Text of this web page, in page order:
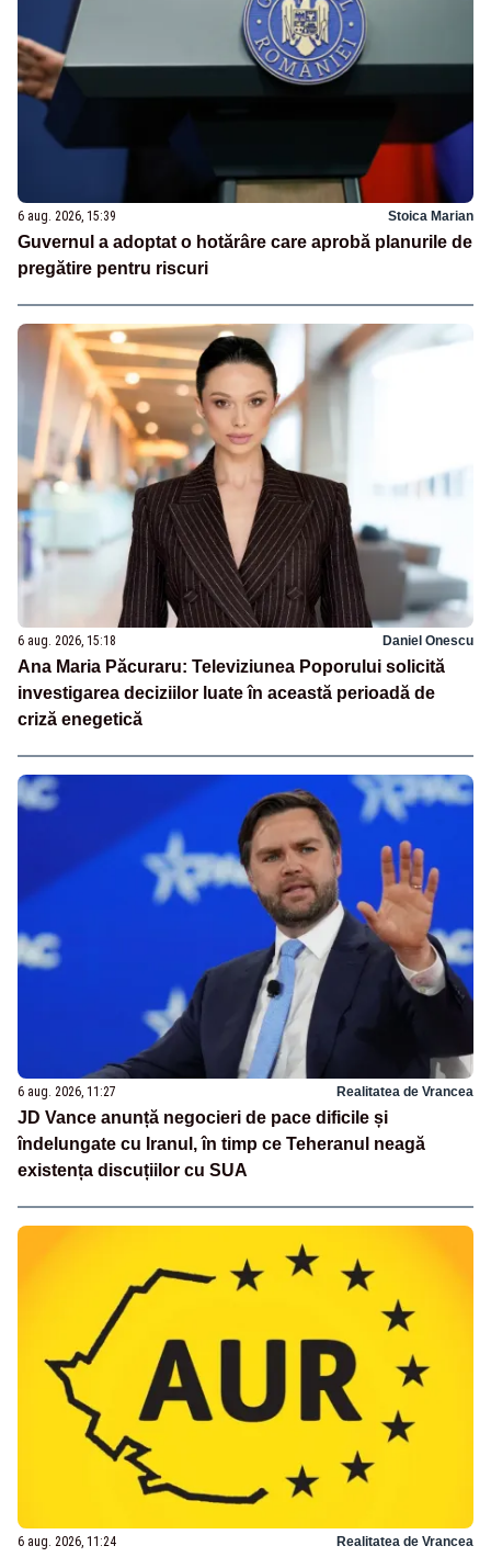
6 aug. 2026, 15:39 Stoica Marian
Guvernul a adoptat o hotărâre care aprobă planurile de
pregătire pentru riscuri
6 aug. 2026, 15:18 Daniel Onescu
Ana Maria Păcuraru: Televiziunea Poporului solicită
investigarea deciziilor luate în această perioadă de
criză enegetică
6 aug. 2026, 11:27 Realitatea de Vrancea
JD Vance anunță negocieri de pace dificile și
îndelungate cu Iranul, în timp ce Teheranul neagă
existența discuțiilor cu SUA
6 aug. 2026, 11:24 Realitatea de Vrancea